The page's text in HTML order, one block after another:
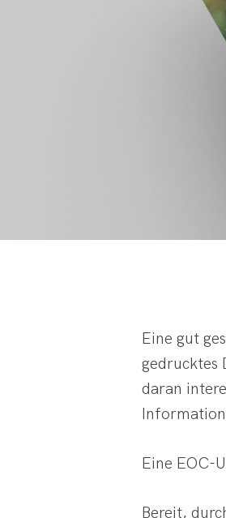
Eine gut
gedrucktes
daran
Eine EOC-
Bereit,